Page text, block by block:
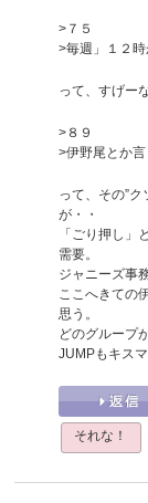
>７５
>毎週」１２
って、すげー
>８９
>伊野尾とか
って、その”
が・・
「ごり押し
需要。
ジャニーズ事
ここへきての
思う。
どのグループ
JUMPもキス
それな！